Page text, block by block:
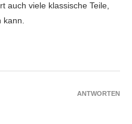
auch viele klassische Teile,
kann.
ANTWORTEN